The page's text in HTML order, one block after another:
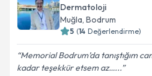
Dermatoloji
Muğla, Bodrum
5 (14 Değerlendirme)
Memorial Bodrum’da tanıştığım
kadar teşekkür etsem az…...